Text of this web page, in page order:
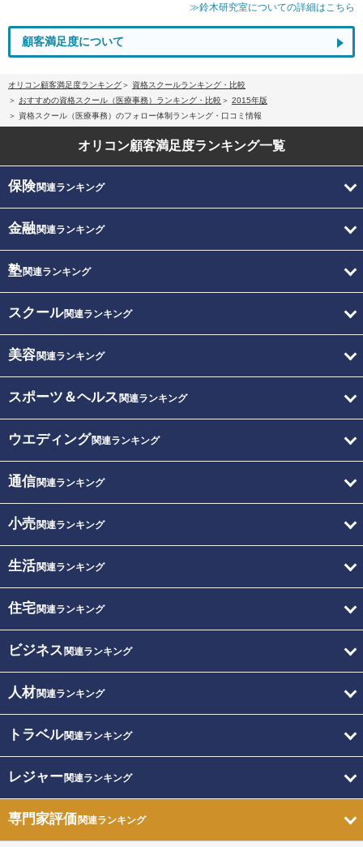
≫鈴木研究室についての詳細はこちら
顧客満足度について
オリコン顧客満足度ランキング
資格スクールランキング・比較
おすすめの資格スクール（医療事務）ランキング・比較
2015年版
資格スクール（医療事務）のフォロー体制ランキング・口コミ情報
オリコン顧客満足度ランキング一覧
保険関連ランキング
金融関連ランキング
塾関連ランキング
スクール関連ランキング
美容関連ランキング
スポーツ＆ヘルス 関連ランキング
ウエディング関連ランキング
通信関連ランキング
小売関連ランキング
生活関連ランキング
住宅関連ランキング
ビジネス 関連ランキング
人材関連ランキング
トラベル関連ランキング
レジャー関連ランキング
専門家評価関連ランキング